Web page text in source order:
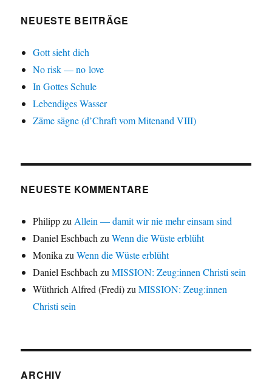
NEUESTE BEITRÄGE
Gott sieht dich
No risk — no love
In Gottes Schule
Lebendiges Wasser
Zäme sägne (d’Chraft vom Mitenand VIII)
NEUESTE KOMMENTARE
Philippzu Allein — damit wir nie mehr einsam sind
Daniel Eschbach zuWenn die Wüste erblüht
Monika zuWenn die Wüste erblüht
Daniel Eschbach zuMISSION: Zeug:innen Christi sein
Wüthrich Alfred (Fredi)zuMISSION: Zeug:innen
Christi sein
ARCHIV